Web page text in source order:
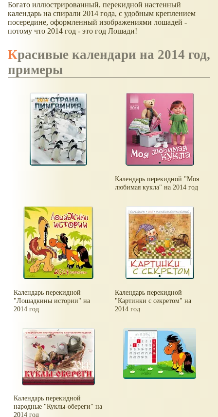
Богато иллюстрированный, перекидной настенный
календарь на спирали 2014 года, с удобным креплением
посередине, оформленный изображениями лошадей -
потому что 2014 год - это год Лошади!
Красивые календари на 2014 год,
примеры
Календарь перекидной "Моя
любимая кукла" на 2014 год
Календарь перекидной
"Лошадкины истории" на
2014 год
Календарь перекидной
"Картинки с секретом" на
2014 год
Календарь перекидной
народные "Куклы-обереги" на
2014 год